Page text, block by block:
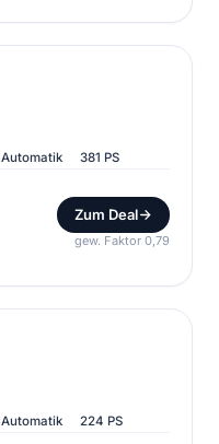
Automatik 381 PS
Zum Deal
gew. Faktor 0,79
Automatik 224 PS